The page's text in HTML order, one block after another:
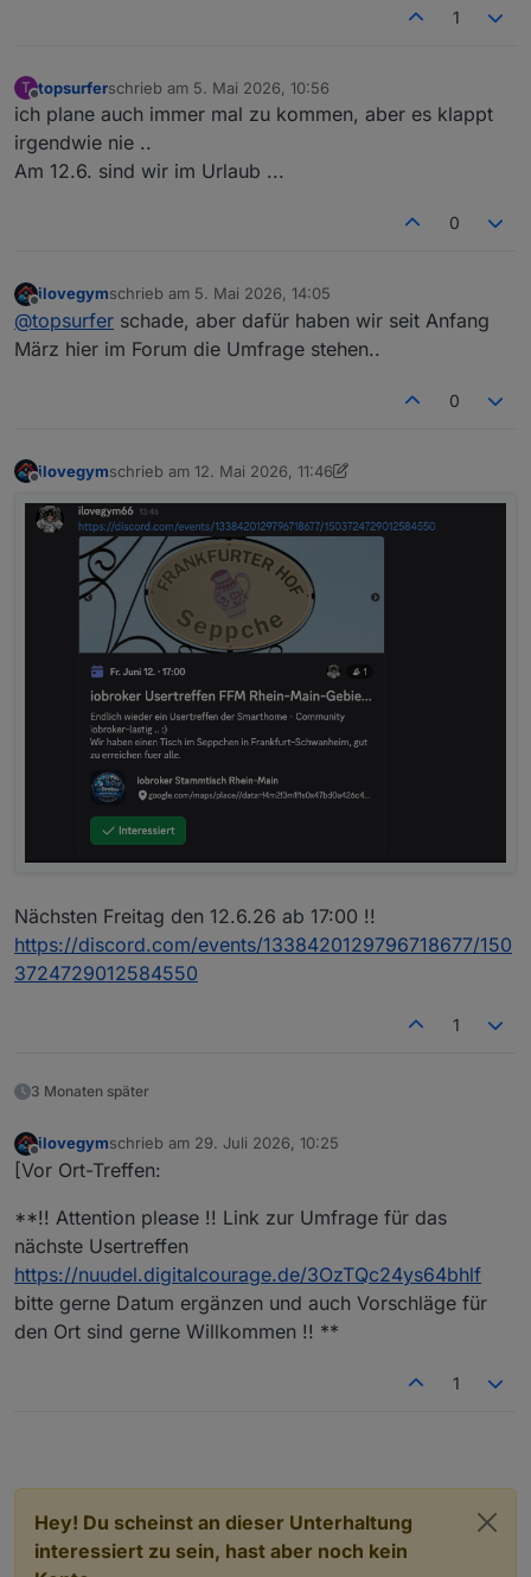
1
T
Offline
topsurferschrieb am 5. Mai 2026, 10:56
zuletzt editiert von
ich plane auch immer mal zu kommen, aber es klappt
irgendwie nie ..
Am 12.6. sind wir im Urlaub ...
0
Offline
ilovegymschrieb am 5. Mai 2026, 14:05
zuletzt editiert von
@topsurfer schade, aber dafür haben wir seit Anfang
März hier im Forum die Umfrage stehen..
0
ilovegymschrieb am 12. Mai 2026, 11:46
zuletzt editiert von ilovegym6. Feb. 2026, 20:44
Nächsten Freitag den 12.6.26 ab 17:00 !!
https://discord.com/events/1338420129796718677/150
3724729012584550
1
3 Monaten später
Offline
ilovegymschrieb am 29. Juli 2026, 10:25
zuletzt editiert von
[Vor Ort-Treffen:
**!! Attention please !! Link zur Umfrage für das
nächste Usertreffen
https://nuudel.digitalcourage.de/3OzTQc24ys64bhlf
bitte gerne Datum ergänzen und auch Vorschläge für
den Ort sind gerne Willkommen !! **
1
Hey! Du scheinst an dieser Unterhaltung
interessiert zu sein, hast aber noch kein